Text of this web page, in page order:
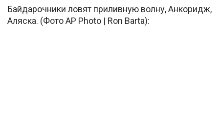
Байдарочники ловят приливную волну, Анкоридж,
Аляска. (Фото AP Photo | Ron Barta):